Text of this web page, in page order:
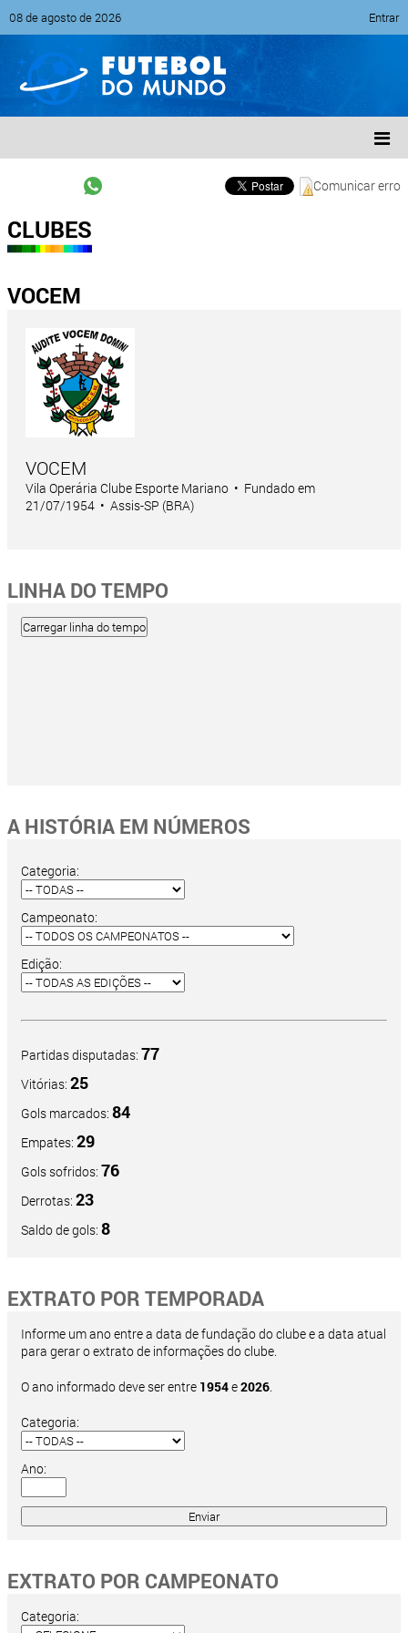
08 de agosto de 2026 Entrar
Comunicar erro
CLUBES
VOCEM
VOCEM
Vila Operária Clube Esporte Mariano • Fundado em
21/07/1954 • Assis-SP (BRA)
LINHA DO TEMPO
A HISTÓRIA EM NÚMEROS
Categoria:
Campeonato:
Edição:
Partidas disputadas: 77
Vitórias: 25
Gols marcados: 84
Empates: 29
Gols sofridos: 76
Derrotas: 23
Saldo de gols: 8
EXTRATO POR TEMPORADA
Informe um ano entre a data de fundação do clube e a data atual
para gerar o extrato de informações do clube.
O ano informado deve ser entre 1954e2026.
Categoria:
Ano:
EXTRATO POR CAMPEONATO
Categoria: